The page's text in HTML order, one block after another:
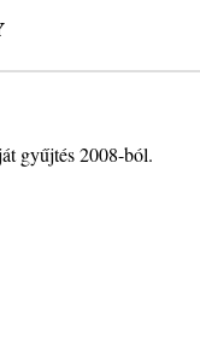
gyűjtés 2008-ból.